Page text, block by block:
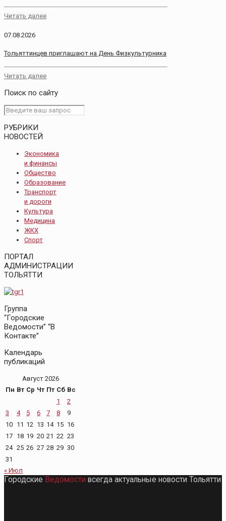
Читать далее
07.08.2026
Тольяттинцев приглашают на День Физкультурника
Читать далее
Поиск по сайту
РУБРИКИ
НОВОСТЕЙ
Экономика
и финансы
Общество
Образование
Транспорт
и дороги
Культура
Медицина
ЖКХ
Спорт
ПОРТАЛ
АДМИНИСТРАЦИИ
ТОЛЬЯТТИ
Группа
“Городские
Ведомости” “В
Контакте”
Календарь
публикаций
Август 2026
Пн Вт Ср Чт Пт Сб Вс
1
2
3
4 5 6 7 8
9
10 11 12 13 14 15 16
17 18 19 20 21 22 23
24 25 26 27 28 29 30
31
« Июл
Городские Ведомости всегда актуальные новости Тольятти